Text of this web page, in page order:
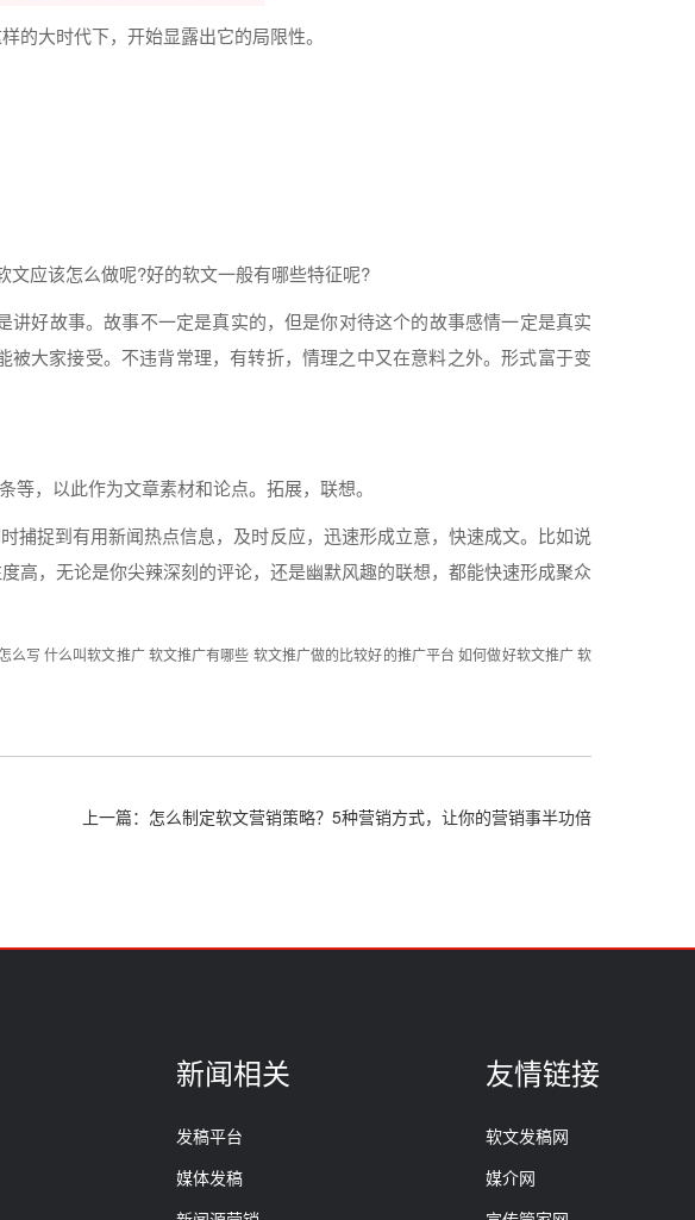
的大时代下，开始显露出它的局限性。
文应该怎么做呢?好的软文一般有哪些特征呢?
讲好故事。故事不一定是真实的，但是你对待这个的故事感情一定是真实
被大家接受。不违背常理，有转折，情理之中又在意料之外。形式富于变
等，以此作为文章素材和论点。拓展，联想。
捕捉到有用新闻热点信息，及时反应，迅速形成立意，快速成文。比如说
高，无论是你尖辣深刻的评论，还是幽默风趣的联想，都能快速形成聚众
么写 什么叫软文推广软文推广有哪些 软文推广做的比较好的推广平台 如何做好软文推广软
上一篇：怎么制定软文营销策略？5种营销方式，让你的营销事半功倍
新闻相关
发稿平台
媒体发稿
友情链接
软文发稿网
媒介网